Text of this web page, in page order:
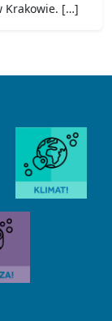
Krakowie. […]